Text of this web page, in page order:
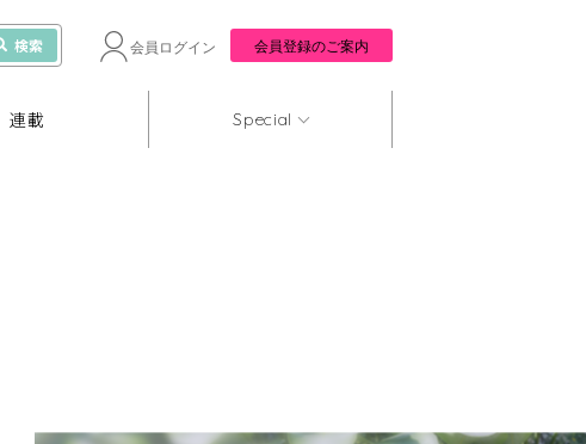
検索 会員ログイン 会員登録のご案内
連載 Special